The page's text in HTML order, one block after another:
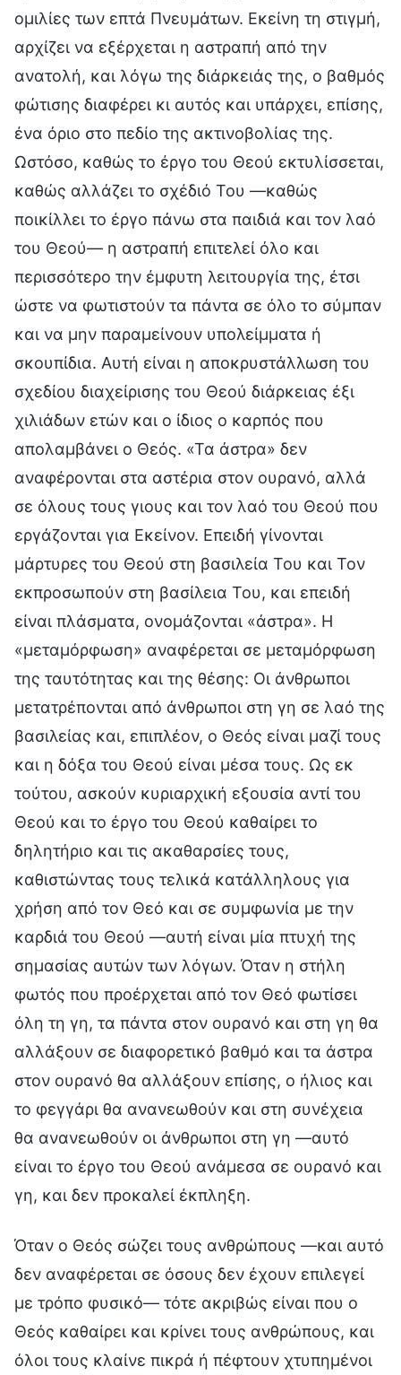
ομιλίες των επτά Πνευμάτων. Εκείνη τη στιγμή,
αρχίζει να εξέρχεται η αστραπή από την
ανατολή, και λόγω της διάρκειάς της, ο βαθμός
φώτισης διαφέρει κι αυτός και υπάρχει, επίσης,
ένα όριο στο πεδίο της ακτινοβολίας της.
Ωστόσο, καθώς το έργο του Θεού εκτυλίσσεται,
καθώς αλλάζει το σχέδιό Του —καθώς
ποικίλλει το έργο πάνω στα παιδιά και τον λαό
του Θεού— η αστραπή επιτελεί όλο και
περισσότερο την έμφυτη λειτουργία της, έτσι
ώστε να φωτιστούν τα πάντα σε όλο το σύμπαν
και να μην παραμείνουν υπολείμματα ή
σκουπίδια. Αυτή είναι η αποκρυστάλλωση του
σχεδίου διαχείρισης του Θεού διάρκειας έξι
χιλιάδων ετών και ο ίδιος ο καρπός που
απολαμβάνει ο Θεός. «Τα άστρα» δεν
αναφέρονται στα αστέρια στον ουρανό, αλλά
σε όλους τους γιους και τον λαό του Θεού που
εργάζονται για Εκείνον. Επειδή γίνονται
μάρτυρες του Θεού στη βασιλεία Του και Τον
εκπροσωπούν στη βασίλεια Του, και επειδή
είναι πλάσματα, ονομάζονται «άστρα». Η
«μεταμόρφωση» αναφέρεται σε μεταμόρφωση
της ταυτότητας και της θέσης: Οι άνθρωποι
μετατρέπονται από άνθρωποι στη γη σε λαό της
βασιλείας και, επιπλέον, ο Θεός είναι μαζί τους
και η δόξα του Θεού είναι μέσα τους. Ως εκ
τούτου, ασκούν κυριαρχική εξουσία αντί του
Θεού και το έργο του Θεού καθαίρει το
δηλητήριο και τις ακαθαρσίες τους,
καθιστώντας τους τελικά κατάλληλους για
χρήση από τον Θεό και σε συμφωνία με την
καρδιά του Θεού —αυτή είναι μία πτυχή της
σημασίας αυτών των λόγων. Όταν η στήλη
φωτός που προέρχεται από τον Θεό φωτίσει
όλη τη γη, τα πάντα στον ουρανό και στη γη θα
αλλάξουν σε διαφορετικό βαθμό και τα άστρα
στον ουρανό θα αλλάξουν επίσης, ο ήλιος και
το φεγγάρι θα ανανεωθούν και στη συνέχεια
θα ανανεωθούν οι άνθρωποι στη γη —αυτό
είναι το έργο του Θεού ανάμεσα σε ουρανό και
γη, και δεν προκαλεί έκπληξη.
Όταν ο Θεός σώζει τους ανθρώπους —και αυτό
δεν αναφέρεται σε όσους δεν έχουν επιλεγεί
με τρόπο φυσικό— τότε ακριβώς είναι που ο
Θεός καθαίρει και κρίνει τους ανθρώπους, και
όλοι τους κλαίνε πικρά ή πέφτουν χτυπημένοι